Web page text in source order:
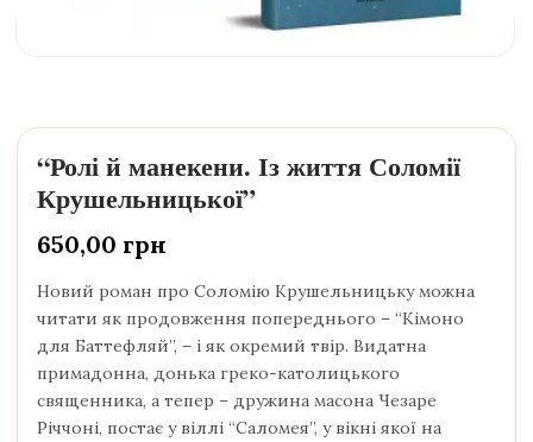
“Ролі й манекени. Із життя Соломії
Крушельницької”
650,00 грн
Новий роман про Соломію Крушельницьку можна
читати як продовження попереднього – “Кімоно
для Баттефляй”, – і як окремий твір. Видатна
примадонна, донька греко-католицького
священника, а тепер – дружина масона Чезаре
Річчоні, постає у віллі “Саломея”, у вікні якої на